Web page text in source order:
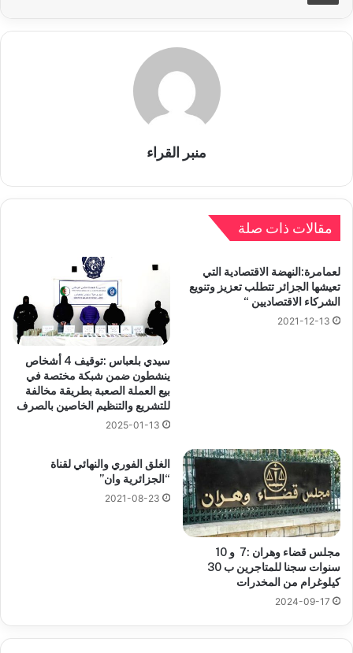
منبر القراء
مقالات ذات صلة
لعمامرة:النهضة الاقتصادية التي
تعيشها الجزائر تتطلب تعزيز وتنويع
الشركاء الاقتصاديين “
2021-12-13
سيدي بلعباس :توقيف 4 أشخاص
ينشطون ضمن شبكة مختصة في
بيع العملة الصعبة بطريقة مخالفة
للتشريع والتنظيم الخاصين بالصرف
2025-01-13
مجلس قضاء وهران :7 و 10
سنوات سجنا للمتاجرين ب 30
كيلوغرام من المخدرات
2024-09-17
الغلق الفوري والنهائي لقناة
“الجزائرية وان”
2021-08-23